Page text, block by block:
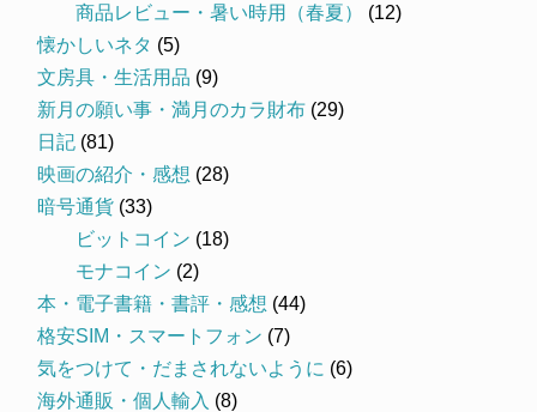
商品レビュー・暑い時用（春夏）
(12)
懐かしいネタ (5)
文房具・生活用品 (9)
新月の願い事・満月のカラ財布 (29)
日記 (81)
映画の紹介・感想 (28)
暗号通貨 (33)
ビットコイン (18)
モナコイン (2)
本・電子書籍・書評・感想 (44)
格安SIM・スマートフォン (7)
気をつけて・だまされないように (6)
海外通販・個人輸入 (8)